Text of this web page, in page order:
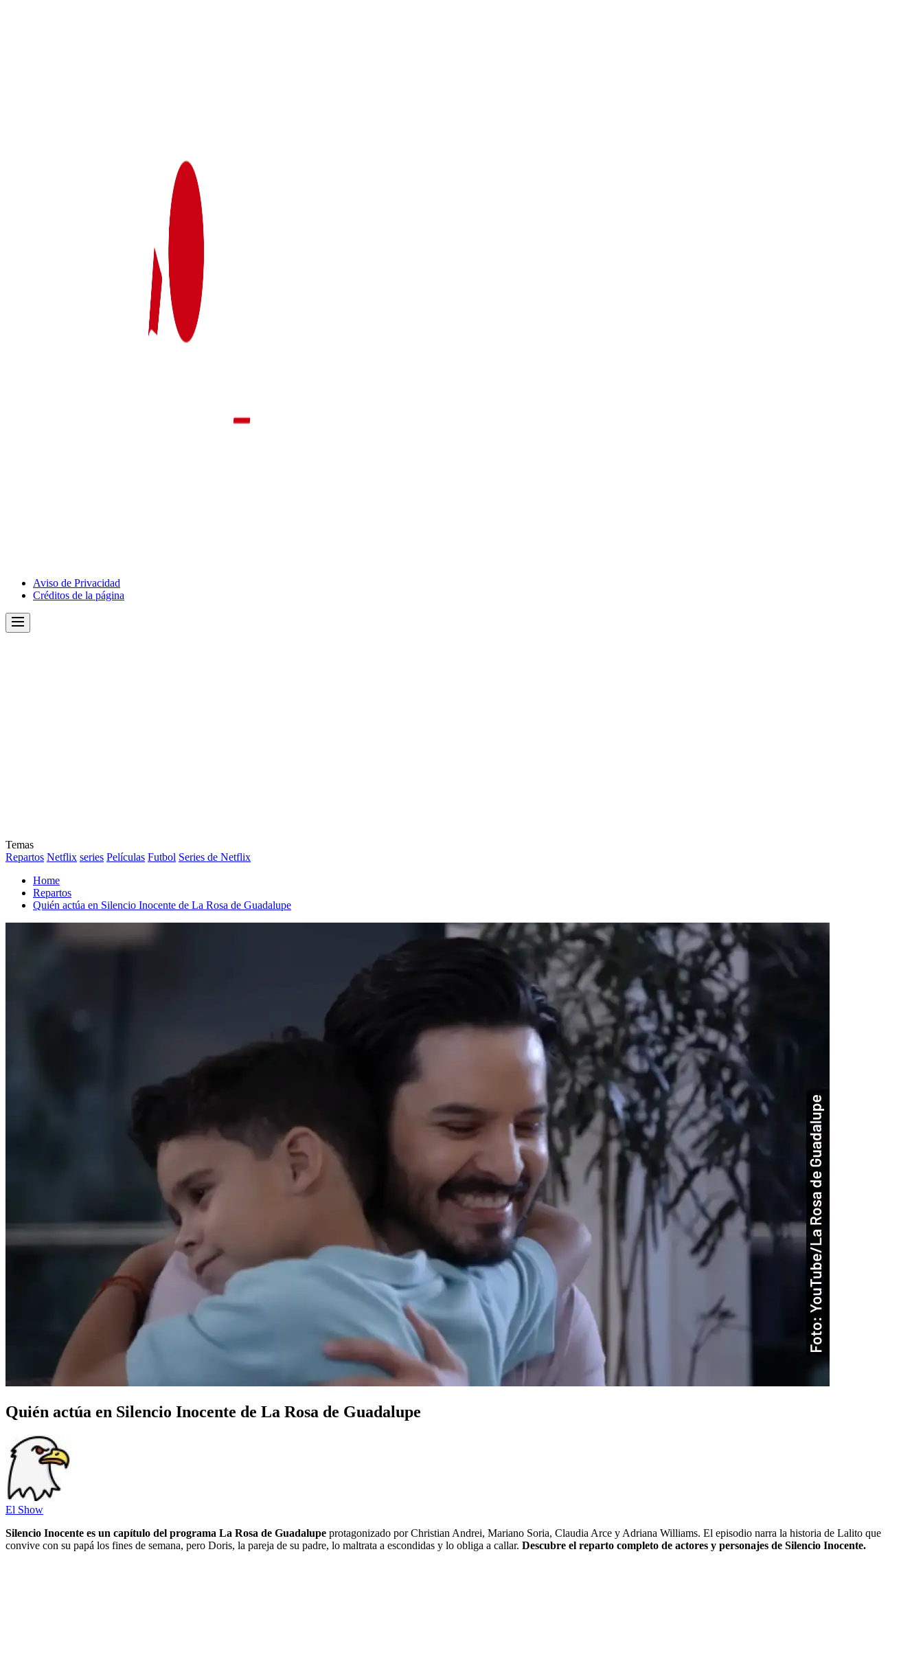
Aviso de Privacidad
Créditos de la página
Menu
Temas
Repartos Netflix series Películas Futbol Series de Netflix
Home
Repartos
Quién actúa en Silencio Inocente de La Rosa de Guadalupe
Quién actúa en Silencio Inocente de La Rosa de Guadalupe
El Show
Silencio Inocente es un capítulo del programa La Rosa de Guadalupe protagonizado por Christian Andrei, Mariano Soria, Claudia Arce y Adriana Williams. El episodio narra la historia de Lalito que
convive con su papá los fines de semana, pero Doris, la pareja de su padre, lo maltrata a escondidas y lo obliga a callar. Descubre el reparto completo de actores y personajes de Silencio Inocente.